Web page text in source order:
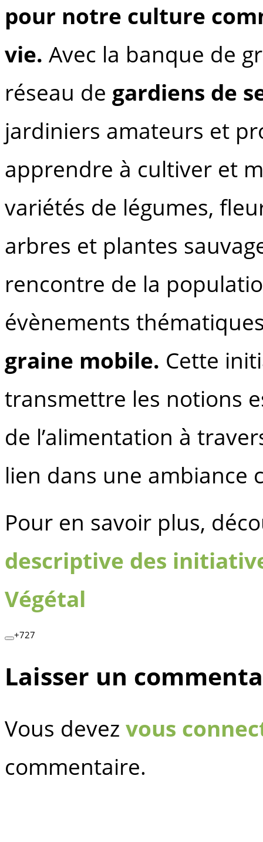
pour notre culture
vie. Avec la banque de
réseau de gardiens de
jardiniers amateurs et
apprendre à cultiver et
variétés de légumes,
arbres et plantes
rencontre de la
évènements
graine mobile. Cette
transmettre les notions
de l’alimentation à
lien dans une ambiance
Pour en savoir plus,
descriptive des
Végétal
+727
Laisser un
Vous devez vous
commentaire.